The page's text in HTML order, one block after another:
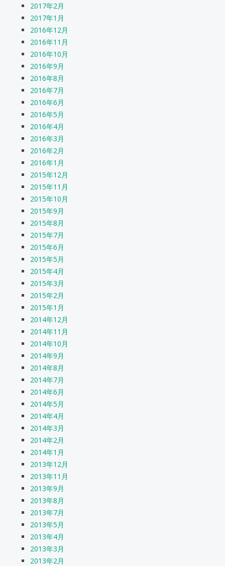
2017年2月
2017年1月
2016年12月
2016年11月
2016年10月
2016年9月
2016年8月
2016年7月
2016年6月
2016年5月
2016年4月
2016年3月
2016年2月
2016年1月
2015年12月
2015年11月
2015年10月
2015年9月
2015年8月
2015年7月
2015年6月
2015年5月
2015年4月
2015年3月
2015年2月
2015年1月
2014年12月
2014年11月
2014年10月
2014年9月
2014年8月
2014年7月
2014年6月
2014年5月
2014年4月
2014年3月
2014年2月
2014年1月
2013年12月
2013年11月
2013年9月
2013年8月
2013年7月
2013年5月
2013年4月
2013年3月
2013年2月